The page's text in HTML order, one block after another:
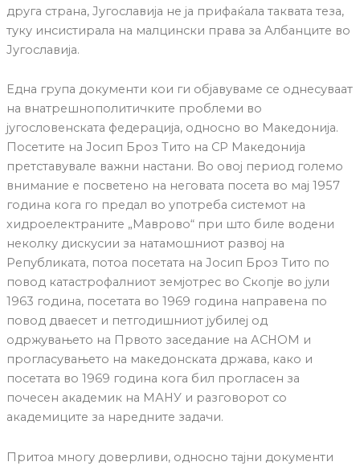
друга страна, Југославија не ја прифаќала таквата теза,
туку инсистирала на малцински права за Албанците во
Југославија.
Една група документи кои ги објавуваме се однесуваат
на внатрешнополитичките проблеми во
југословенската федерација, односно во Македонија.
Посетите на Јосип Броз Тито на СР Македонија
претставувале важни настани. Во овој период големо
внимание е посветено на неговата посета во мај 1957
година кога го предал во употреба системот на
хидроелектраните „Маврово“ при што биле водени
неколку дискусии за натамошниот развој на
Републиката, потоа посетата на Јосип Броз Тито по
повод катастрофалниот земјотрес во Скопје во јули
1963 година, посетата во 1969 година направена по
повод дваесет и петгодишниот јубилеј од
одржувањето на Првото заседание на АСНОМ и
прогласувањето на македонската држава, како и
посетата во 1969 година кога бил прогласен за
почесен академик на МАНУ и разговорот со
академиците за наредните задачи.
Притоа многу доверливи, односно тајни документи